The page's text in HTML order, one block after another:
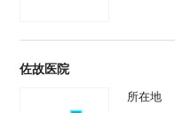
佐故医院
所在地